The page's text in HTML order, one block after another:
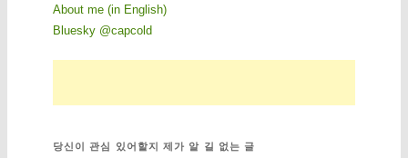
About me (in English)
Bluesky @capcold
당신이 관심 있어할지 제가 알 길 없는 글